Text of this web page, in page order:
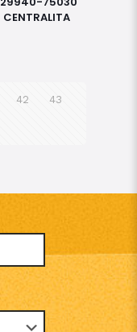
CENTRALITA
42 43